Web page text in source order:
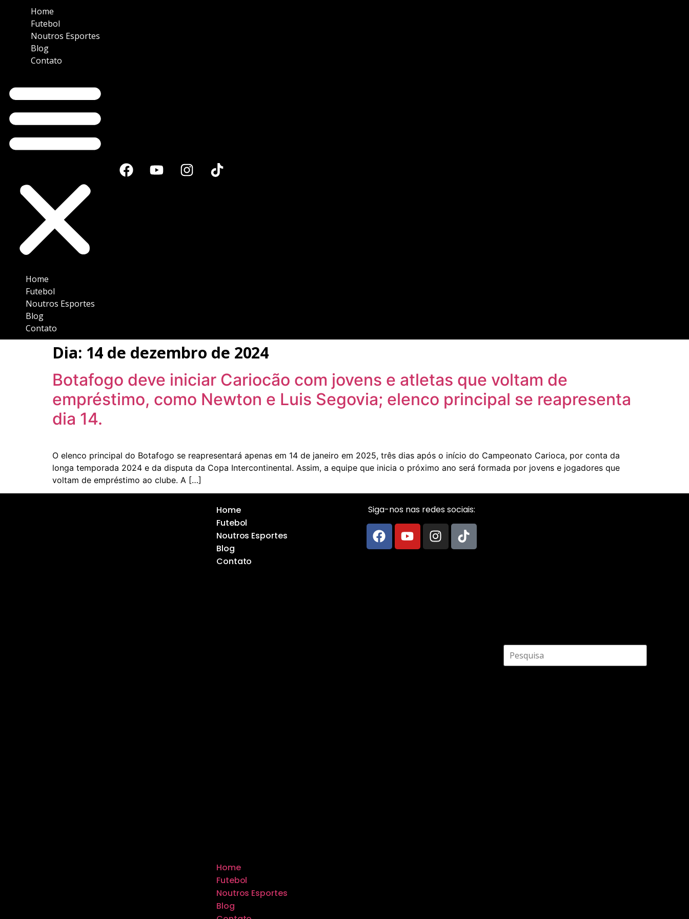
Home
Futebol
Noutros Esportes
Blog
Contato
Home
Futebol
Noutros Esportes
Blog
Contato
Dia: 14 de dezembro de 2024
Botafogo deve iniciar Cariocão com jovens e atletas que voltam de
empréstimo, como Newton e Luis Segovia; elenco principal se reapresenta
dia 14.
O elenco principal do Botafogo se reapresentará apenas em 14 de janeiro em 2025, três dias após o início do Campeonato Carioca, por conta da
longa temporada 2024 e da disputa da Copa Intercontinental. Assim, a equipe que inicia o próximo ano será formada por jovens e jogadores que
voltam de empréstimo ao clube. A […]
Home
Futebol
Noutros Esportes
Blog
Contato
Home
Futebol
Noutros Esportes
Blog
Siga-nos nas redes sociais: